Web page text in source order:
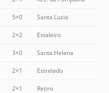
5×0 Santa Luzia
2×2 Estaleiro
3×0 Santa Helena
2×1 Estrelado
2×1 Retiro